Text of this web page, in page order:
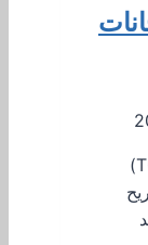
حثت إدارة النقل البري (TOM)